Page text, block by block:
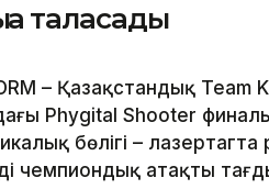
таласады
– Қазақстандық
Phygital Shooter
бөлігі – лазертагта
чемпиондық атақтың